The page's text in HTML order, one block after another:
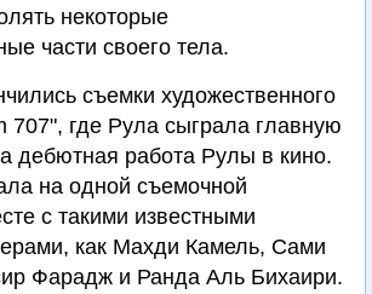
некоторые
части своего тела.
съемки художественного
где Рула сыграла главную
дебютная работа Рулы в кино.
на одной съемочной
с такими известными
как Махди Камель, Сами
Фарадж и Ранда Аль Бихаири.